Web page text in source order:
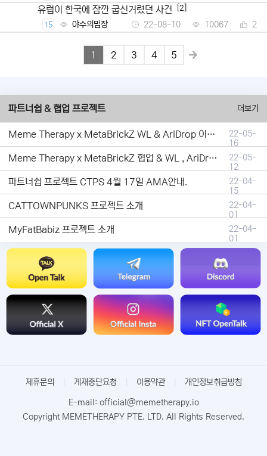
유럽이 한국에 잠깐 굽신거렸던 사건 [2]
15 야수의밈장 22-08-10 10067 2
1 2 3 4 5
파트너쉽 & 협업 프로젝트 더보기
Meme Therapy x MetaBrickZ WL & AriDrop 이벤트 결과안내!
22-05-
16
Meme Therapy x MetaBrickZ 협업 & WL , AriDrop 이벤트 안내
22-05-
12
파트너쉽 프로젝트 CTPS 4월 17일 AMA안내.
22-04-
15
CATTOWNPUNKS 프로젝트 소개
22-04-
01
MyFatBabiz 프로젝트 소개
22-04-
01
제휴문의 게재중단요청 이용약관 개인정보취급방침
E-mail: official@memetherapy.io
Copyright MEMETHERAPY PTE. LTD. All Rights Reserved.